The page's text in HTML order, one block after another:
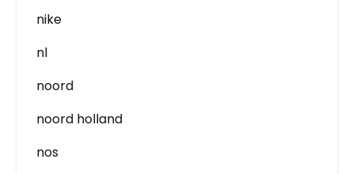
nike
nl
noord
noord holland
nos